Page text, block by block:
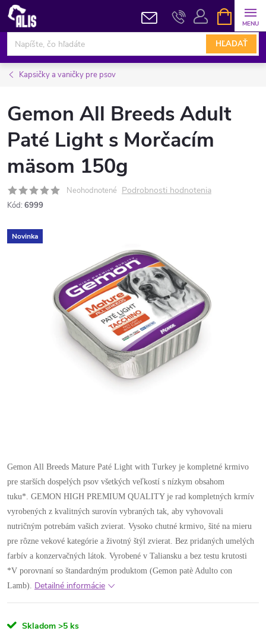
Prejsť
obsah
HĽADAŤ
KOŠÍK
Kapsičky a vaničky pre psov
Gemon All Breeds Adult
Paté Light s Morčacím
mäsom 150g
Neohodnotené Podrobnosti hodnotenia
Kód: 6999
Novinka
Gemon All Breeds Mature Paté Light with Turkey je kompletné krmivo
pre starších dospelých psov všetkých veľkostí s nízkym obsahom
tuku*. GEMON HIGH PREMIUM QUALITY je rad kompletných krmív
vyrobených z kvalitných surovín vybraných tak, aby vyhovovali
nutričným potrebám vašich zvierat. Vysoko chutné krmivo, šité na mieru
pre rôzne vekové kategórie a životný štýl zvierat. Bez pridaných umelých
farbív a konzervačných látok. Vyrobené v Taliansku a bez testu krutosti
*V porovnaní so štandardným produktom (Gemon patè Adulto con
Lamb). Detailné informácie
Skladom >5 ks